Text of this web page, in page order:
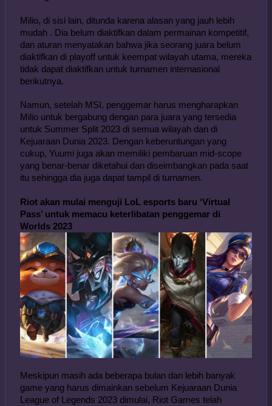
Milio, di sisi lain, ditunda karena alasan yang jauh lebih
mudah . Dia belum diaktifkan dalam permainan kompetitif,
dan aturan menyatakan bahwa jika seorang juara belum
diaktifkan di playoff untuk keempat wilayah utama, mereka
tidak dapat diaktifkan untuk turnamen internasional
berikutnya.
Namun, setelah MSI, penggemar harus mengharapkan
Milio untuk bergabung dengan para juara yang tersedia
untuk Summer Split 2023 di semua wilayah dan di
Kejuaraan Dunia 2023. Dengan keberuntungan yang
cukup, Yuumi juga akan memiliki pembaruan mid-scope
yang benar-benar diketahui dan diseimbangkan pada saat
itu sehingga dia juga dapat tampil di turnamen.
Riot akan mulai menguji LoL esports baru ‘Virtual
Pass’ untuk memacu keterlibatan penggemar di
Worlds 2023
Meskipun masih ada beberapa bulan dan lebih banyak
game yang harus dimainkan sebelum Kejuaraan Dunia
League of Legends 2023 dimulai, Riot Games telah